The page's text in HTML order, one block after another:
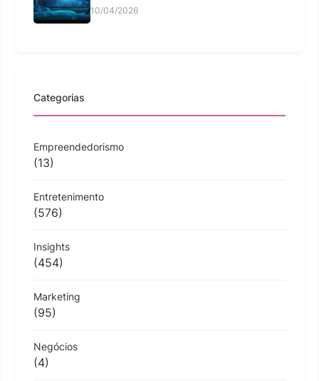
10/04/2026
Categorias
Empreendedorismo
(13)
Entretenimento
(576)
Insights
(454)
Marketing
(95)
Negócios
(4)